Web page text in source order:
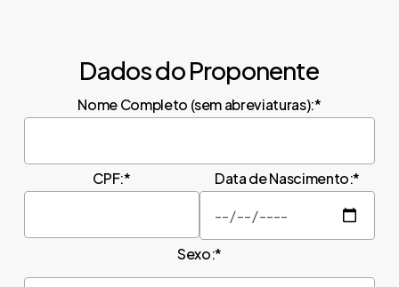
Dados do Proponente
Nome Completo (sem abreviaturas):*
CPF:* Data de Nascimento:*
Sexo:*